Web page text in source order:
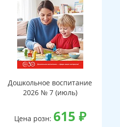
Дошкольное воспитание
2026 № 7 (июль)
Цена розн: 615 ₽